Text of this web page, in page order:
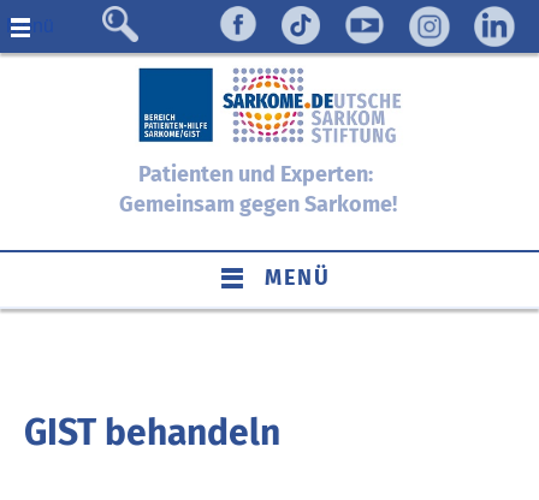
Menü
Patienten und Experten:
Gemeinsam gegen Sarkome!
MENÜ
GIST behandeln